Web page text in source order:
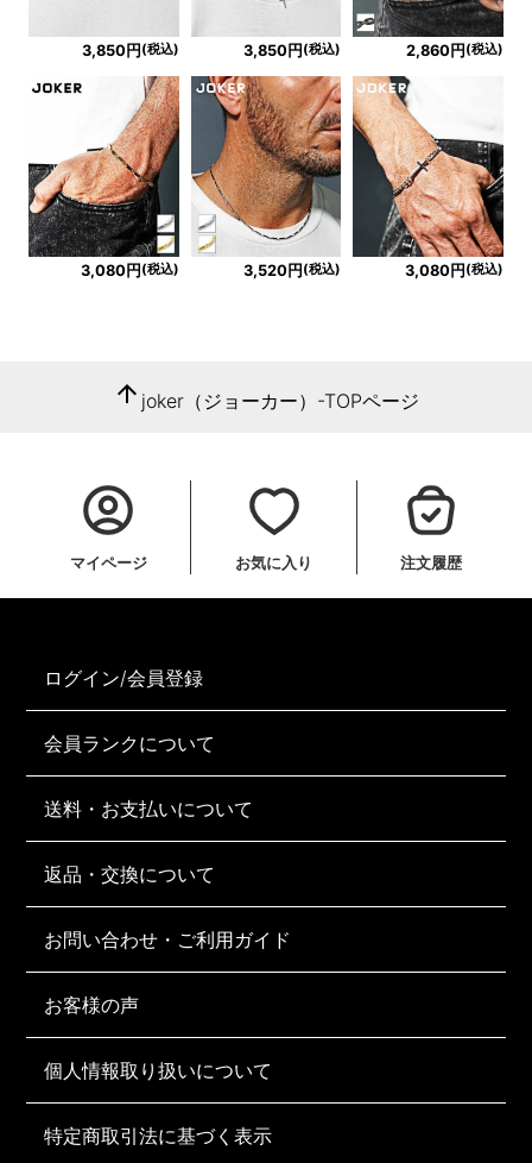
3,850円 (税込) 3,850円 (税込) 2,860円 (税込)
3,080円 (税込) 3,520円 (税込) 3,080円 (税込)
arrow_upward joker（ジョーカー）-TOPページ
マイページ お気に入り 注文履歴
ログイン/会員登録
会員ランクについて
送料・お支払いについて
返品・交換について
お問い合わせ・ご利用ガイド
お客様の声
個人情報取り扱いについて
特定商取引法に基づく表示